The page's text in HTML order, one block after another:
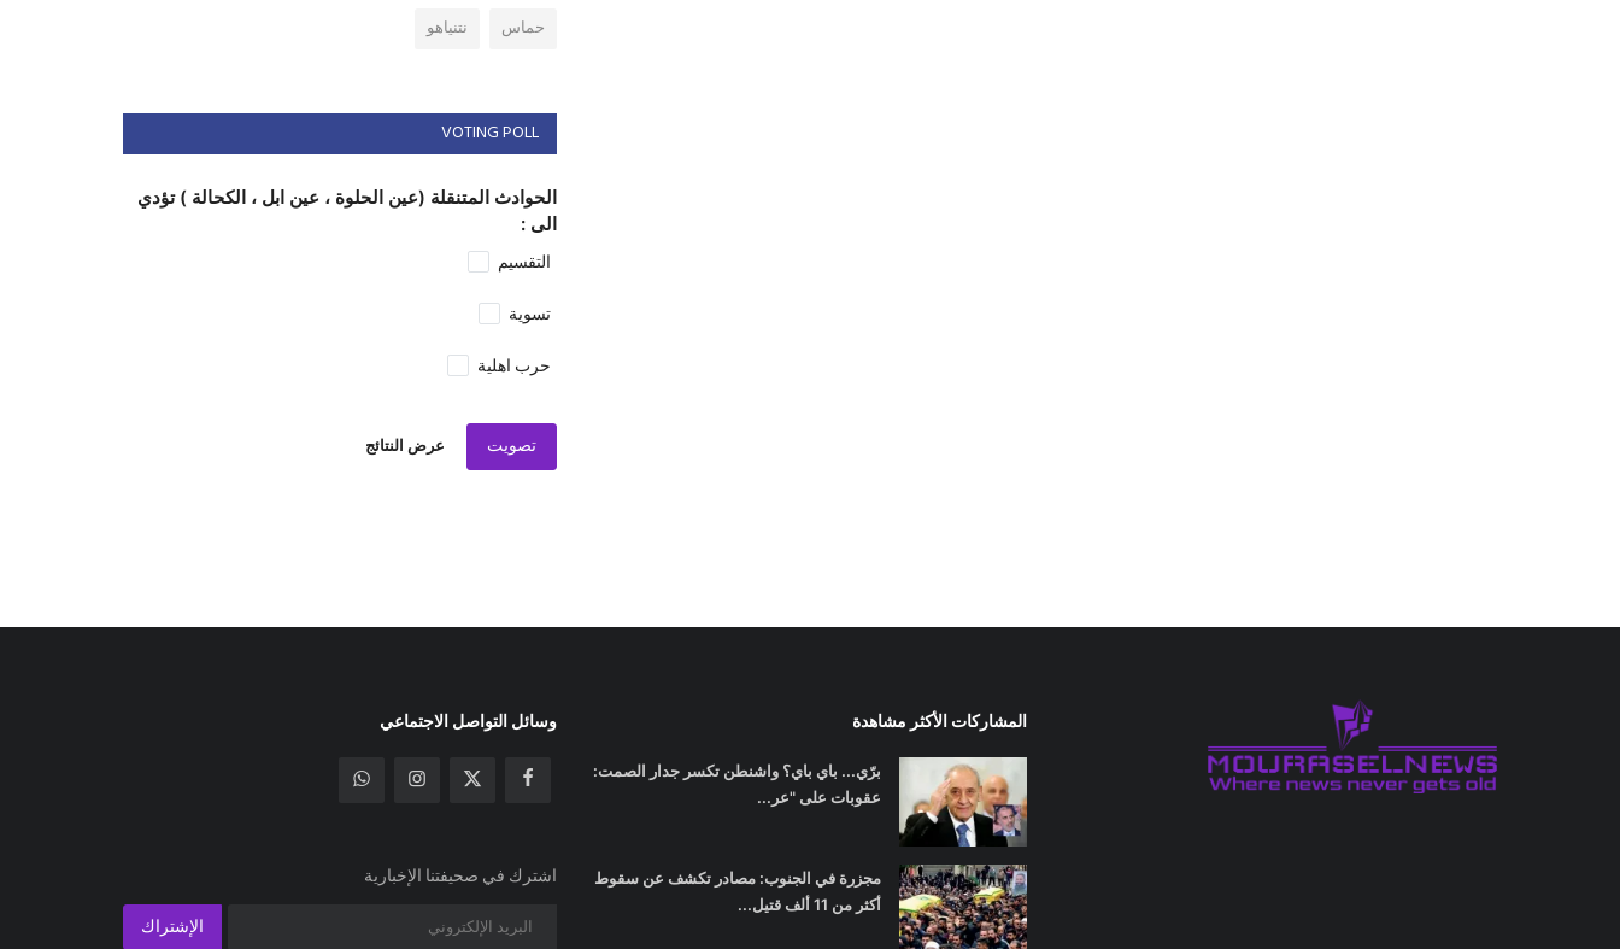
حماس
نتنياهو
VOTING POLL
الحوادث المتنقلة (عين الحلوة ، عين ابل ، الكحالة ) تؤدي
الى :
التقسيم
تسوية
حرب اهلية
تصويت عرض النتائج
المشاركات الأكثر مشاهدة
برّي... باي باي؟ واشنطن تكسر جدار الصمت:
عقوبات على "عر...
مجزرة في الجنوب: مصادر تكشف عن سقوط
أكثر من 11 ألف قتيل...
وسائل التواصل الاجتماعي
اشترك في صحيفتنا الإخبارية
الإشتراك